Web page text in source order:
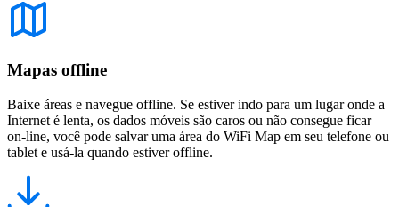
Mapas offline
Baixe áreas e navegue offline. Se estiver indo para um lugar onde a
Internet é lenta, os dados móveis são caros ou não consegue ficar
on-line, você pode salvar uma área do WiFi Map em seu telefone ou
tablet e usá-la quando estiver offline.